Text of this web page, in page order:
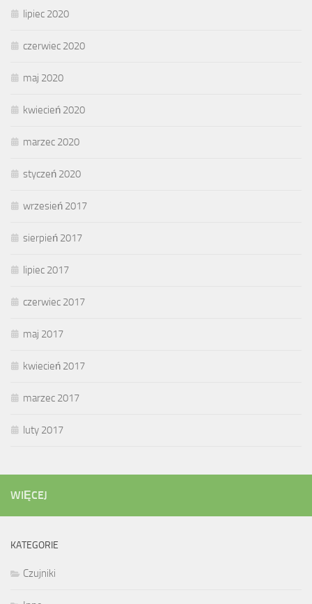
lipiec 2020
czerwiec 2020
maj 2020
kwiecień 2020
marzec 2020
styczeń 2020
wrzesień 2017
sierpień 2017
lipiec 2017
czerwiec 2017
maj 2017
kwiecień 2017
marzec 2017
luty 2017
WIĘCEJ
KATEGORIE
Czujniki